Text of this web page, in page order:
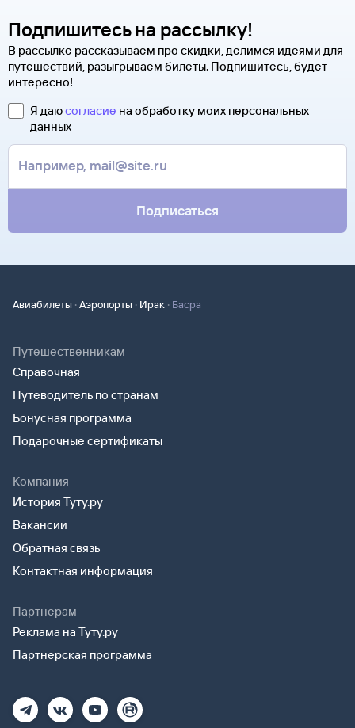
Подпишитесь на рассылку!
В рассылке рассказываем про скидки, делимся идеями для
путешествий, разыгрываем билеты. Подпишитесь, будет
интересно!
Я даюсогласие на обработку моих персональных
данных
Подписаться
Авиабилеты ·Аэропорты · Ирак · Басра
Путешественникам
Справочная
Путеводитель по странам
Бонусная программа
Подарочные сертификаты
Компания
История Туту.ру
Вакансии
Обратная связь
Контактная информация
Партнерам
Реклама на Туту.ру
Партнерская программа